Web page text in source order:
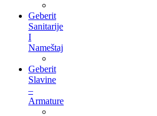
Geberit
Sanitarije
I
Nameštaj
Geberit
Slavine
–
Armature